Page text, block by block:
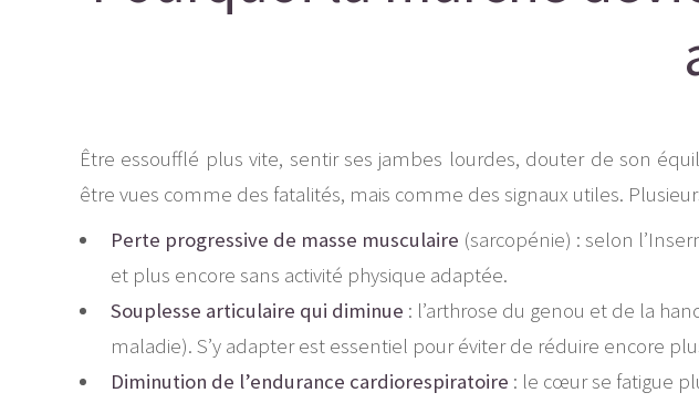
Être essoufflé plus vite, sentir ses jambes lourdes, douter de son
être vues comme des fatalités, mais comme des signaux utiles.
Perte progressive de masse musculaire (sarcopénie) : selon
et plus encore sans activité physique adaptée.
Souplesse articulaire qui diminue : l’arthrose du genou et de la
maladie). S’y adapter est essentiel pour éviter de réduire encore
Diminution de l’endurance cardiorespiratoire : le cœur se fatigue